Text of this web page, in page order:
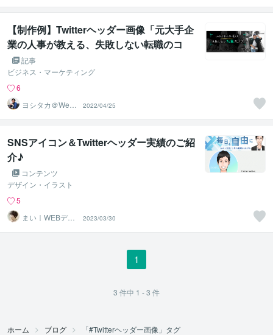
【制作例】Twitterヘッダー画像「元大手企
業の人事が教える、失敗しない転職のコ
ツ」記事
ビジネス・マーケティング
6
ヨシタカ＠Web
集客デザイナー
2022/04/25
SNSアイコン＆Twitterヘッダー実績のご紹
介♪
コンテンツ
デザイン・イラスト
5
まい｜WEBデザ
イナー・イラス
トレーター
2023/03/30
1
3 件中 1 - 3 件
ホーム ブログ 「#Twitterヘッダー画像」タグ